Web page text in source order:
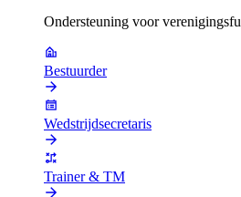
Ondersteuning voor
Bestuurder
Wedstrijdsecretaris
Trainer & TM